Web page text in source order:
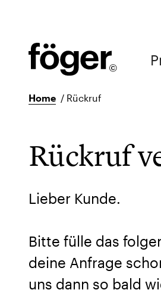
Home / Rückruf
Rückruf
Lieber Kunde.
Bitte fülle das
deine Anfrage
uns dann so bald